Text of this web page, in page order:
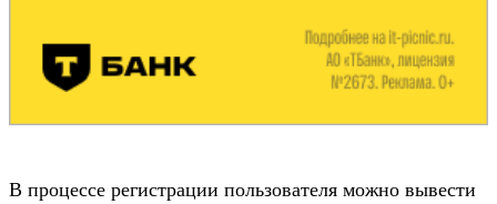
В процессе регистрации пользователя можно вывести